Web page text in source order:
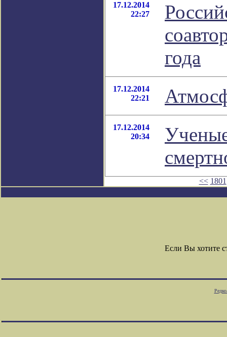
17.12.2014
22:27
года
17.12.2014
22:21
17.12.2014
20:34
<< 1801
Если Вы хотите